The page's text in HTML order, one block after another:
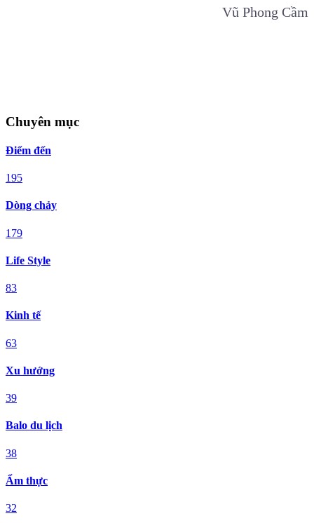
Vũ Phong Cầm
Chuyên mục
Điểm đến
195
Dòng chảy
179
Life Style
83
Kinh tế
63
Xu hướng
39
Balo du lịch
38
Ẩm thực
32